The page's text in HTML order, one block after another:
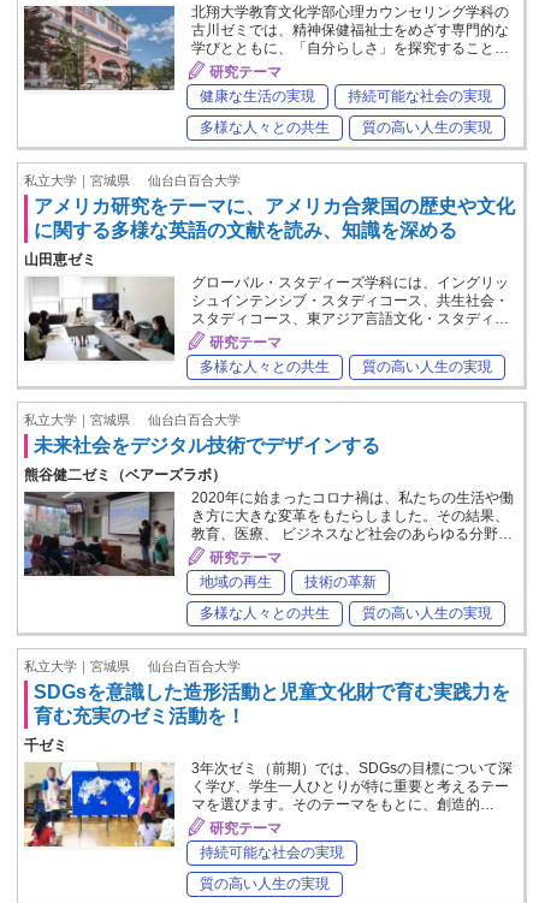
北翔大学教育文化学部心理カウンセリング学科の
古川ゼミでは、精神保健福祉士をめざす専門的な
学びとともに、「自分らしさ」を探究すること…
研究テーマ
健康な生活の実現
持続可能な社会の実現
多様な人々との共生
質の高い人生の実現
私立大学｜宮城県 仙台白百合大学
アメリカ研究をテーマに、アメリカ合衆国の歴史や文化
に関する多様な英語の文献を読み、知識を深める
山田恵ゼミ
グローバル・スタディーズ学科には、イングリッ
シュインテンシブ・スタディコース、共生社会・
スタディコース、東アジア言語文化・スタディ…
研究テーマ
多様な人々との共生
質の高い人生の実現
私立大学｜宮城県 仙台白百合大学
未来社会をデジタル技術でデザインする
熊谷健二ゼミ（ベアーズラボ）
2020年に始まったコロナ禍は、私たちの生活や働
き方に大きな変革をもたらしました。その結果、
教育、医療、 ビジネスなど社会のあらゆる分野…
研究テーマ
地域の再生
技術の革新
多様な人々との共生
質の高い人生の実現
私立大学｜宮城県 仙台白百合大学
SDGsを意識した造形活動と児童文化財で育む実践力を
育む充実のゼミ活動を！
千ゼミ
3年次ゼミ（前期）では、SDGsの目標について深
く学び、学生一人ひとりが特に重要と考えるテー
マを選びます。そのテーマをもとに、創造的…
研究テーマ
持続可能な社会の実現
質の高い人生の実現